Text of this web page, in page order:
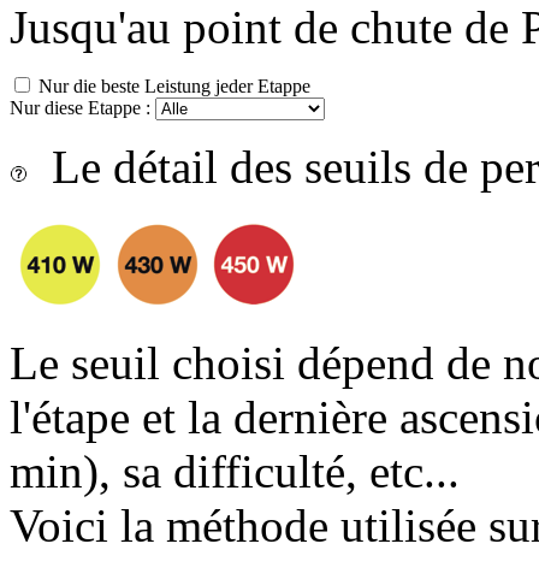
Jusqu'au point de chute de
Nur die beste Leistung jeder Etappe
Nur diese Etappe :
Le détail des seuils de
Le seuil choisi dépend de
l'étape et la dernière
min), sa difficulté, etc...
Voici la méthode utilisée